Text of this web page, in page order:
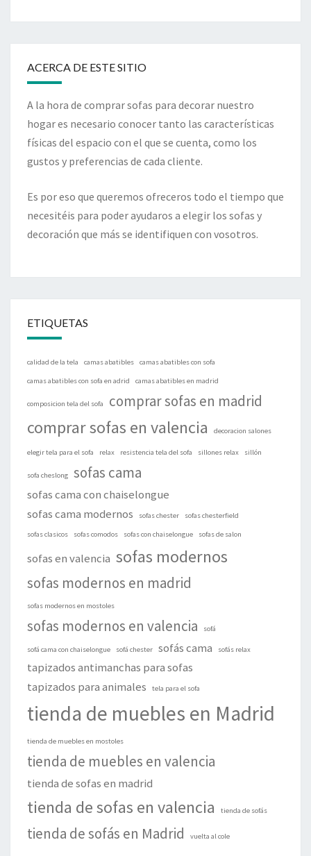
ACERCA DE ESTE SITIO
A la hora de comprar sofas para decorar nuestro
hogar es necesario conocer tanto las características
físicas del espacio con el que se cuenta, como los
gustos y preferencias de cada cliente.
Es por eso que queremos ofreceros todo el tiempo que
necesitéis para poder ayudaros a elegir los sofas y
decoración que más se identifiquen con vosotros.
ETIQUETAS
calidad de la tela camas abatibles camas abatibles con sofa
camas abatibles con sofa en adrid camas abatibles en madrid
composicion tela del sofa comprar sofas en madrid
comprar sofas en valencia decoracion salones
elegir tela para el sofa relax resistencia tela del sofa sillones relax sillón
sofa cheslong sofas cama
sofas cama con chaiselongue
sofas cama modernos
sofas chester sofas chesterfield
sofas clasicos sofas comodos sofas con chaiselongue sofas de salon
sofas en valencia sofas modernos
sofas modernos en madrid
sofas modernos en mostoles
sofas modernos en valencia sofá
sofá cama con chaiselongue sofá chester sofás cama sofás relax
tapizados antimanchas para sofas
tapizados para animales
tela para el sofa
tienda de muebles en Madrid
tienda de muebles en mostoles
tienda de muebles en valencia
tienda de sofas en madrid
tienda de sofas en valencia tienda de sofás
tienda de sofás en Madrid vuelta al cole